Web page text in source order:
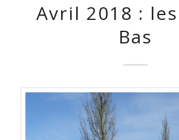
Avril 2018 :
Bas